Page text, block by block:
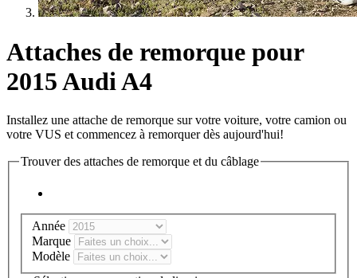
Attaches de remorque pour
2015 Audi A4
Installez une attache de remorque sur votre voiture, votre camion ou
votre VUS et commencez à remorquer dès aujourd'hui!
Trouver des attaches de remorque et du câblage
Année
Marque
Modèle